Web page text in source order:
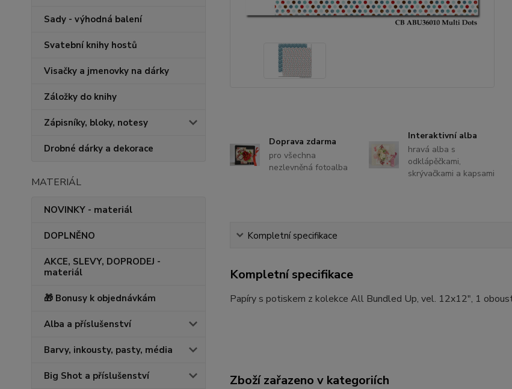
Sady - výhodná balení
Svatební knihy hostů
Visačky a jmenovky na dárky
Záložky do knihy
Zápisníky, bloky, notesy
Drobné dárky a dekorace
MATERIÁL
NOVINKY - materiál
DOPLNĚNO
AKCE, SLEVY, DOPRODEJ -
materiál
🎁 Bonusy k objednávkám
Alba a příslušenství
Barvy, inkousty, pasty, média
Big Shot a příslušenství
Doprava zdarma
pro všechna
nezlevněná fotoalba
Interaktivní alba
hravá alba s
odklápěčkami,
skrývačkami a kapsami
Kompletní specifikace
Kompletní specifikace
Papíry s potiskem z kolekce All Bundled Up, vel. 12x12", 1
Zboží zařazeno v kategoriích